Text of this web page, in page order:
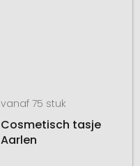
vanaf 75 stuk
Cosmetisch tasje
Aarlen